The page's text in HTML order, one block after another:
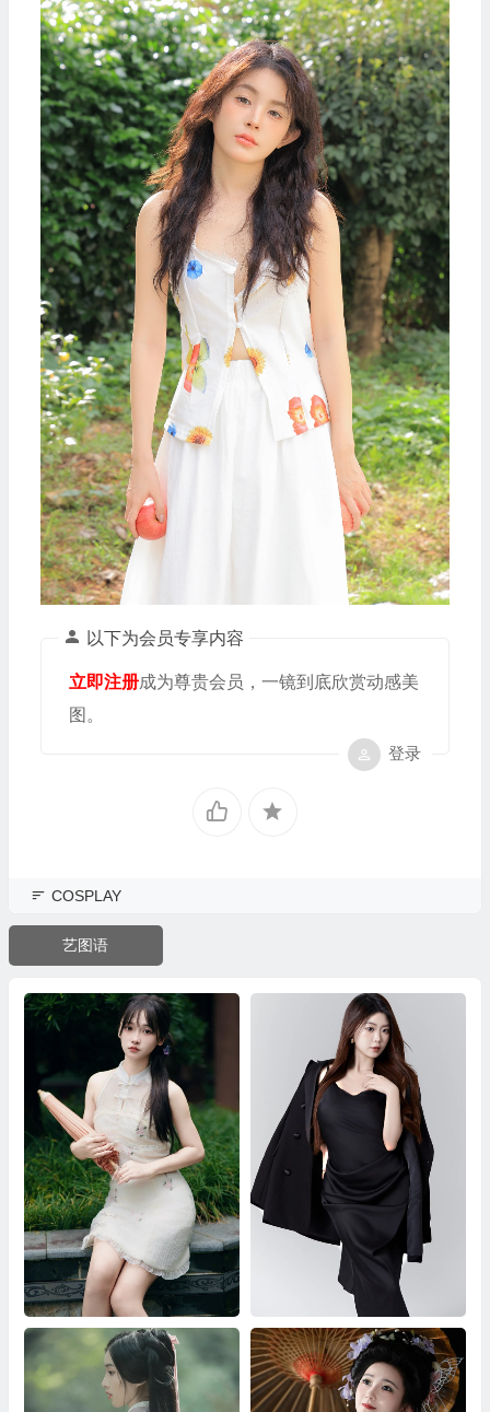
以下为会员专享内容
立即注册成为尊贵会员，一镜到底欣赏动感美
图。
登录
COSPLAY
艺图语
牵丝戏 小小雨 艺图语黑色西装写真